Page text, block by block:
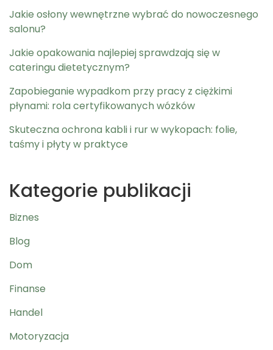
Jakie osłony wewnętrzne wybrać do nowoczesnego
salonu?
Jakie opakowania najlepiej sprawdzają się w
cateringu dietetycznym?
Zapobieganie wypadkom przy pracy z ciężkimi
płynami: rola certyfikowanych wózków
Skuteczna ochrona kabli i rur w wykopach: folie,
taśmy i płyty w praktyce
Kategorie publikacji
Biznes
Blog
Dom
Finanse
Handel
Motoryzacja